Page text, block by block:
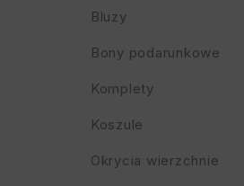
Bluzy
Bony podarunkowe
Komplety
Koszule
Okrycia wierzchnie